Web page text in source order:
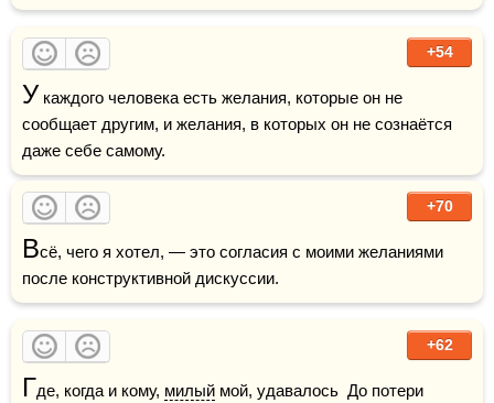
+54
У каждого человека есть желания, которые он не
сообщает другим, и желания, в которых он не сознаётся
даже себе самому.
+70
Всё, чего я хотел, — это согласия с моими желаниями
после конструктивной дискуссии.
+62
Где, когда и кому, милый мой, удавалось  До потери